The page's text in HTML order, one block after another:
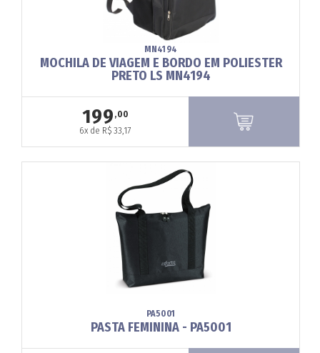
MN4194
MOCHILA DE VIAGEM E BORDO EM POLIESTER
PRETO LS MN4194
199 ,00
6x de R$ 33,17
PA5001
PASTA FEMININA - PA5001